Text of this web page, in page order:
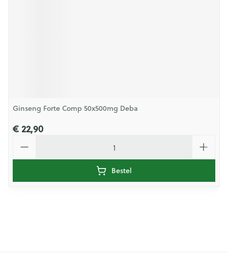
Ginseng Forte Comp 50x500mg Deba
€ 22,90
Bestel